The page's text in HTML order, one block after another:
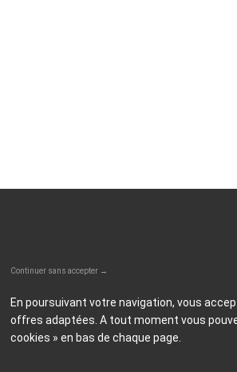
Continuer sans accepter →
En poursuivant votre navigation, vous
offres adaptées. A tout moment vous
cookies » en bas de chaque page.